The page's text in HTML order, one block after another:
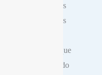
objetivo es
que ambas
entiendan que
está pasando